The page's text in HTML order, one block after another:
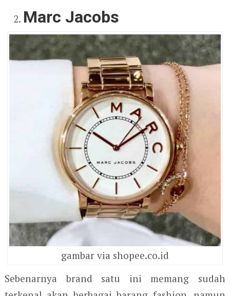
Marc Jacobs
gambar via shopee.co.id
Sebenarnya brand satu ini memang sudah